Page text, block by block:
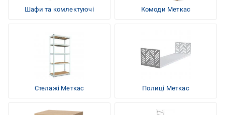
Шафи та комлектуючі Комоди Меткас
Стелажі Меткас Полиці Меткас